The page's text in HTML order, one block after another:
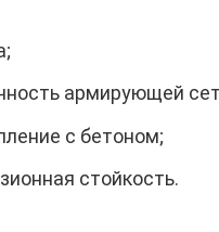
армирующей
с бетоном;
стойкость.